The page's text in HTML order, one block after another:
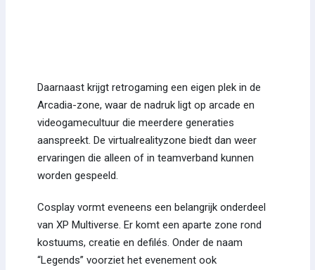
Daarnaast krijgt retrogaming een eigen plek in de
Arcadia-zone, waar de nadruk ligt op arcade en
videogamecultuur die meerdere generaties
aanspreekt. De virtualrealityzone biedt dan weer
ervaringen die alleen of in teamverband kunnen
worden gespeeld.
Cosplay vormt eveneens een belangrijk onderdeel
van XP Multiverse. Er komt een aparte zone rond
kostuums, creatie en defilés. Onder de naam
“Legends” voorziet het evenement ook